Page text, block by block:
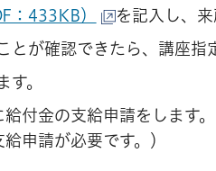
：433KB）
を記入し、来
とが確認できたら、講座指
。
付金の支給申請をします
申請が必要です。）